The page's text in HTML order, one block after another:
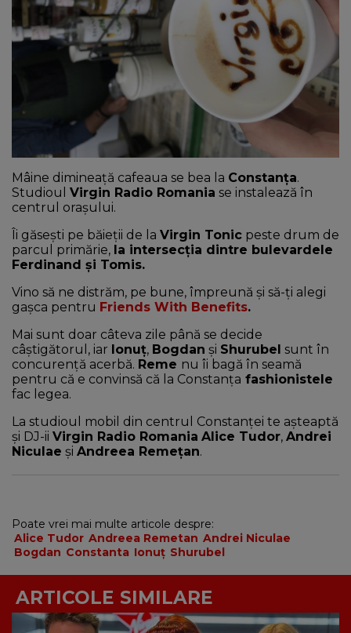
NEWS
CONTUL MEU
Mâine dimineaţă cafeaua se bea la Constanţa.
Studioul Virgin Radio Romania se instalează în
centrul oraşului.
Îi găseşti pe băieţii de la Virgin Tonic peste drum de
parcul primărie, la intersecţia dintre bulevardele
Ferdinand şi Tomis.
Vino să ne distrăm, pe bune, împreună şi să-ţi alegi
gaşca pentru Friends With Benefits.
Mai sunt doar câteva zile până se decide
câştigătorul, iar Ionuţ, Bogdan şi Shurubel sunt în
concurenţă acerbă. Reme nu îi bagă în seamă
pentru că e convinsă că la Constanţa fashionistele
fac legea.
La studioul mobil din centrul Constanţei te aşteaptă
şi DJ-ii Virgin Radio Romania Alice Tudor, Andrei
Niculae şi Andreea Remeţan.
Poate vrei mai multe articole despre:
Alice Tudor Andreea Remetan Andrei Niculae
Bogdan Constanta Ionuț Shurubel
ARTICOLE SIMILARE